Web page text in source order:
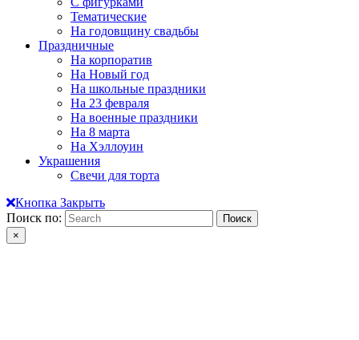
Тематические
На годовщину свадьбы
Праздничные
На корпоратив
На Новый год
На школьные праздники
На 23 февраля
На военные праздники
На 8 марта
На Хэллоуин
Украшения
Свечи для торта
Кнопка Закрыть
Поиск по:
×